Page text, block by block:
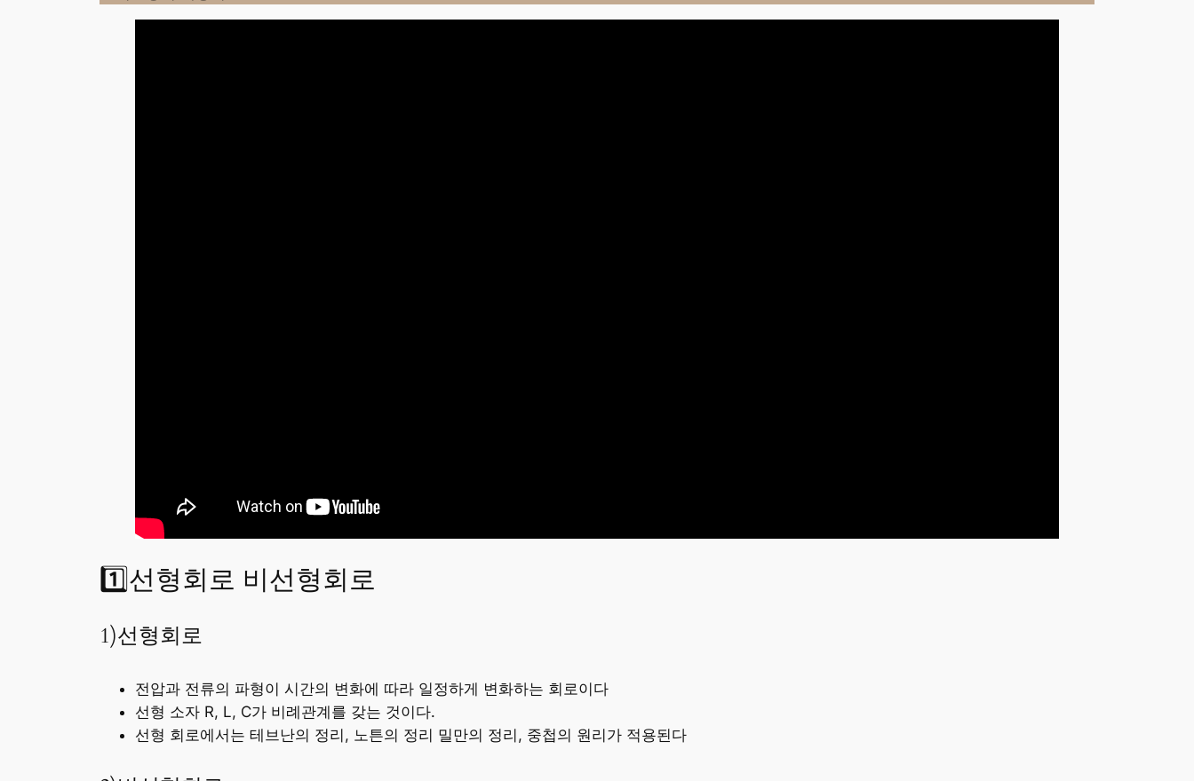
1️⃣선형회로 비선형회로
1)선형회로
전압과 전류의 파형이 시간의 변화에 따라 일정하게 변화하는 회로이다
선형 소자 R, L, C가 비례관계를 갖는 것이다.
선형 회로에서는 테브난의 정리, 노튼의 정리 밀만의 정리, 중첩의 원리가 적용된다